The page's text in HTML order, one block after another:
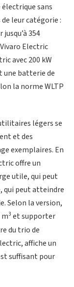
sans
leur catégorie :
354
Electric
avec 200 kW
une batterie de
la norme WLTP
légers se
et des
exemplaires. En
offre un
utile, qui peut
qui peut atteindre
Selon la version,
m3 et supporter
du trio de
affiche un
suffisant pour